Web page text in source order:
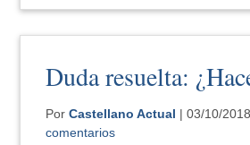
Duda resuelta:
PorCastellano Actual | 03/10/
comentarios